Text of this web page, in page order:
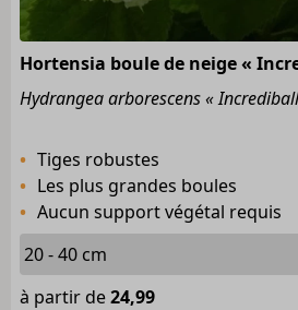
Hortensia boule de neige «
Hydrangea arborescens «
Tiges robustes
Les plus grandes boules
Aucun support végétal requis
à partir de24,99